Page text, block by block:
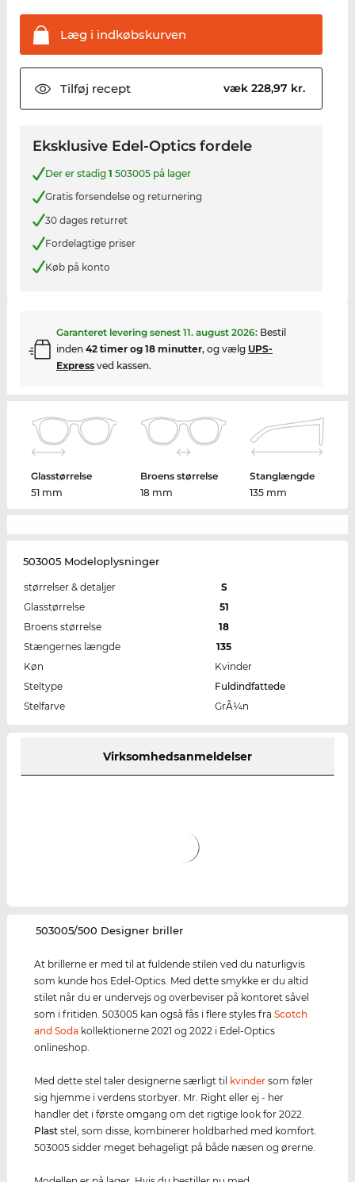
Læg i indkøbskurven
Tilføj recept væk 228,97 kr.
Eksklusive Edel-Optics fordele
Der er stadig 1 503005 på lager
Gratis forsendelse og returnering
30 dages returret
Fordelagtige priser
Køb på konto
Garanteret levering senest 11. august 2026: Bestil
inden 42 timer og 18 minutter, og vælg UPS-
Expressved kassen.
Glasstørrelse
51 mm
Broens størrelse
18 mm
Stanglængde
135 mm
503005 Modeloplysninger
størrelser & detaljer
S
Glasstørrelse
51
Broens størrelse
18
Stængernes længde
135
Køn
Kvinder
Steltype
Fuldindfattede
Stelfarve
GrÃ¼n
Virksomhedsanmeldelser
‌503005/500 Designer briller
At brillerne er med til at fuldende stilen ved du naturligvis
som kunde hos Edel-Optics. Med dette smykke er du altid
stilet når du er undervejs og overbeviser på kontoret såvel
som i fritiden. 503005 kan også fås i flere styles fraScotch
and Soda kollektionerne 2021 og 2022 i Edel-Optics
onlineshop.
Med dette stel taler designerne særligt til kvinder som føler
sig hjemme i verdens storbyer. Mr. Right eller ej - her
handler det i første omgang om det rigtige look for 2022.
Plast stel, som disse, kombinerer holdbarhed med komfort.
503005 sidder meget behageligt på både næsen og ørerne.